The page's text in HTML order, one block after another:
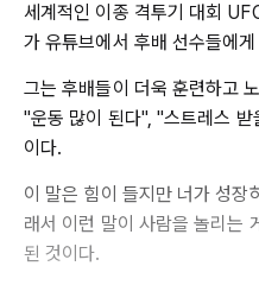
세계적인 이종 격투기 대회
가 유튜브에서 후배 선수들에
그는 후배들이 더욱 훈련하고
"운동 많이 된다", "스트레스
이다.
이 말은 힘이 들지만 너가 성장
래서 이런 말이 사람을 놀리는
된 것이다.